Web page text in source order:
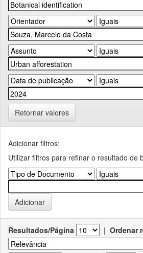
Retornar valores
Adicionar filtros:
Utilizar filtros para refinar o resultado de
Resultados/Página | Ordenar